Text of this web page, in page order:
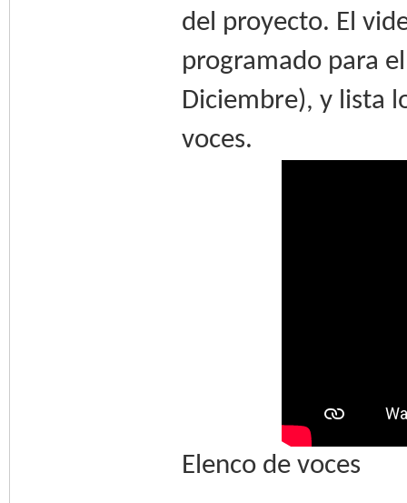
del proyecto. El
programado para
Diciembre), y lista
voces.
Elenco de voces